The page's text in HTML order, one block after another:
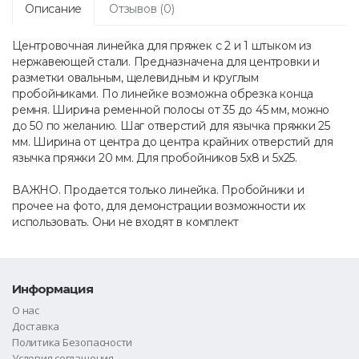
Описание Отзывов (0)
Центровочная линейка для пряжек с 2 и 1 штыком из
нержавеющей стали. Предназначена для центровки и
разметки овальным, щелевидным и круглым
пробойниками. По линейке возможна обрезка конца
ремня. Ширина ременной полосы от 35 до 45 мм, можно
до 50 по желанию. Шаг отверстий для язычка пряжки 25
мм. Ширина от центра до центра крайних отверстий для
язычка пряжки 20 мм. Для пробойников 5х8 и 5х25.
ВАЖНО. Продается только линейка. Пробойники и
прочее на фото, для демонстрации возможности их
использовать. Они не входят в комплект
Информация
О нас
Доставка
Политика Безопасности